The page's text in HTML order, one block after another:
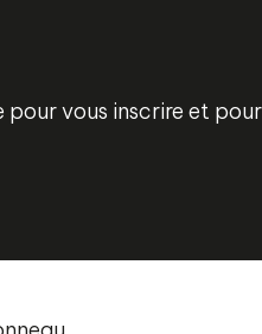
vous inscrire et